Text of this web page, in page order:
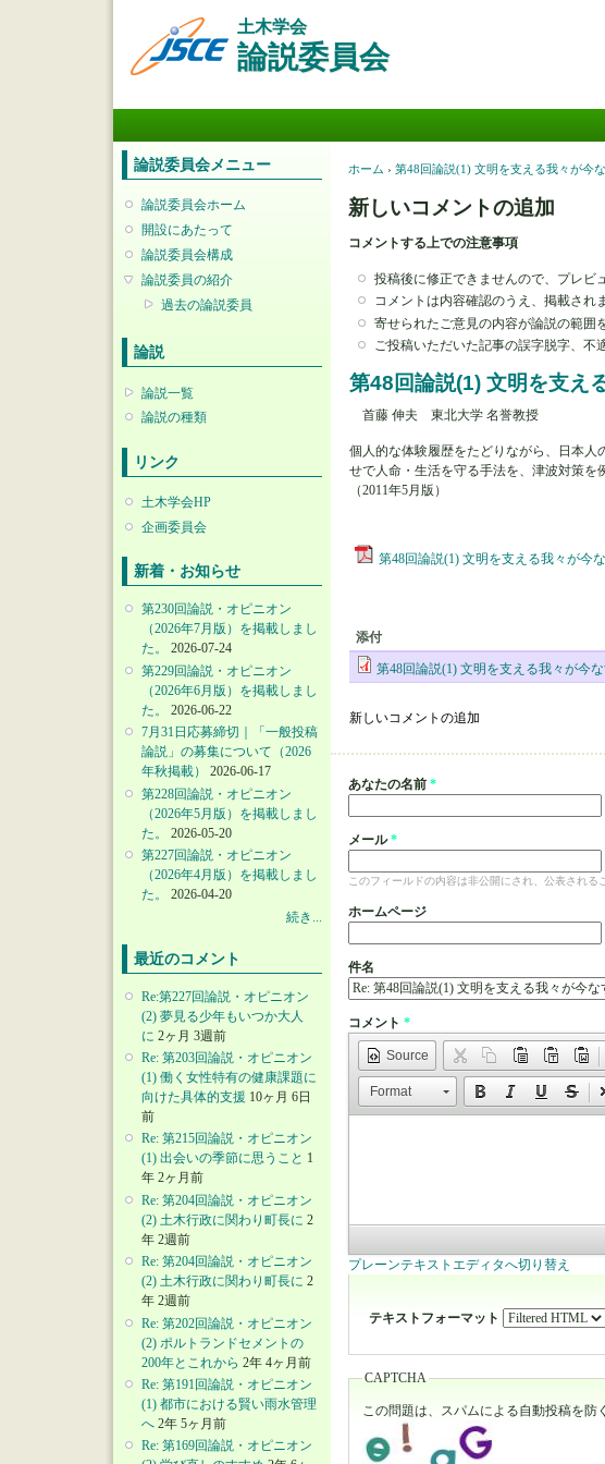
土木学会
論説委員会
論説委員会メニュー
論説委員会ホーム
開設にあたって
論説委員会構成
論説委員の紹介
過去の論説委員
論説
論説一覧
論説の種類
リンク
土木学会HP
企画委員会
新着・お知らせ
第230回論説・オピニオン
（2026年7月版）を掲載しまし
た。
2026-07-24
第229回論説・オピニオン
（2026年6月版）を掲載しまし
た。
2026-06-22
7月31日応募締切｜「一般投稿
論説」の募集について（2026
年秋掲載）
2026-06-17
第228回論説・オピニオン
（2026年5月版）を掲載しまし
た。
2026-05-20
第227回論説・オピニオン
（2026年4月版）を掲載しまし
た。
2026-04-20
続き...
最近のコメント
Re:第227回論説・オピニオン
(2) 夢見る少年もいつか大人
に 2ヶ月 3週前
Re: 第203回論説・オピニオン
(1) 働く女性特有の健康課題に
向けた具体的支援 10ヶ月 6日
前
Re: 第215回論説・オピニオン
(1) 出会いの季節に思うこと 1
年 2ヶ月前
Re: 第204回論説・オピニオン
(2) 土木行政に関わり町長に 2
年 2週前
Re: 第204回論説・オピニオン
(2) 土木行政に関わり町長に 2
年 2週前
Re: 第202回論説・オピニオン
(2) ポルトランドセメントの
200年とこれから 2年 4ヶ月前
Re: 第191回論説・オピニオン
(1) 都市における賢い雨水管理
へ 2年 5ヶ月前
Re: 第169回論説・オピニオン
現在地
ホーム › 第48回論説(1) 文明を支える我々が今
新しいコメントの追加
コメントする上での注意事項
投稿後に修正できませんので、プレビ
コメントは内容確認のうえ、掲載され
寄せられたご意見の内容が論説の範囲
ご投稿いただいた記事の誤字脱字、不
第48回論説(1) 文明を支え
首藤 伸夫 東北大学 名誉教授
個人的な体験履歴をたどりながら、日本人
せで人命・生活を守る手法を、津波対策を
（2011年5月版）
第48回論説(1) 文明を支える我々が今
添付
第48回論説(1) 文明を支える我々が今
新しいコメントの追加
あなたの名前 *
メール*
このフィールドの内容は非公開にされ、公表される
ホームページ
件名
コメント *
Source
Format
プレーンテキストエディタへ切り替え
テキストフォーマット
CAPTCHA
この問題は、スパムによる自動投稿を防